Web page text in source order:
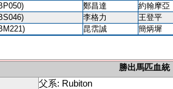
鄭昌達 約翰摩亞
李格力 王登平
昆霑誠
簡炳墀
勝出馬匹血統
父系: Rubiton